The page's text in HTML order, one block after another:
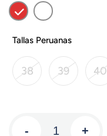
Tallas Peruanas
38 39 40
- +